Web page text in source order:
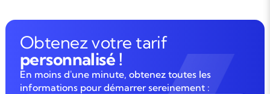
Obtenez votre tarif
personnalisé !
En moins d'une minute, obtenez toutes les
informations pour démarrer sereinement :